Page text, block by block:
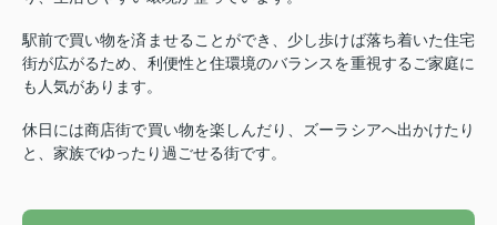
駅前で買い物を済ませることができ、少し歩けば落ち着いた住宅
街が広がるため、利便性と住環境のバランスを重視するご家庭に
も人気があります。
休日には商店街で買い物を楽しんだり、ズーラシアへ出かけたり
と、家族でゆったり過ごせる街です。